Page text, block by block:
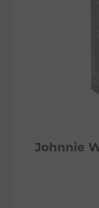
Johnnie